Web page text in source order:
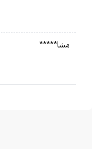
مشا*****